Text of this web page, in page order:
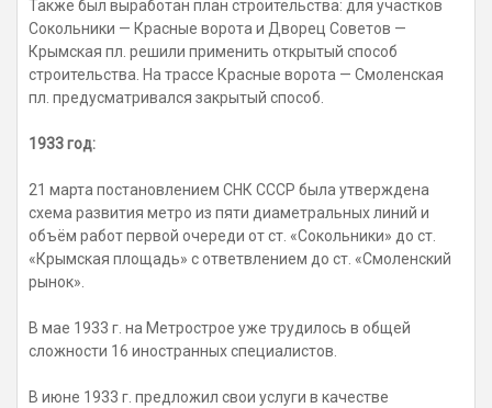
Также был выработан план строительства: для участков
Сокольники — Красные ворота и Дворец Советов —
Крымская пл. решили применить открытый способ
строительства. На трассе Красные ворота — Смоленская
пл. предусматривался закрытый способ.
1933 год:
21 марта постановлением СНК СССР была утверждена
схема развития метро из пяти диаметральных линий и
объём работ первой очереди от ст. «Сокольники» до ст.
«Крымская площадь» с ответвлением до ст. «Смоленский
рынок».
В мае 1933 г. на Метрострое уже трудилось в общей
сложности 16 иностранных специалистов.
В июне 1933 г. предложил свои услуги в качестве